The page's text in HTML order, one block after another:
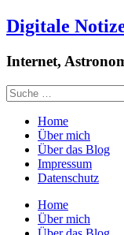
Digitale
Internet,
Home
Über mich
Über das Blog
Impressum
Datenschutz
Home
Über mich